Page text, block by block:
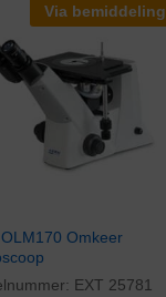
Via bemiddeling
Omkeer
EXT 25781